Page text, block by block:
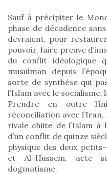
Sauf à précipiter le
phase de décadence
devraient, pour
pouvoir, faire preuve
du conflit idéologique
musulman depuis
sorte de synthèse qui
l’Islam avec le
Prendre en outre
réconciliation avec
rivale chiite de l’Islam
d’un conflit de quinze
physique des deux
et Al-Hussein, acte
dogmatisme.